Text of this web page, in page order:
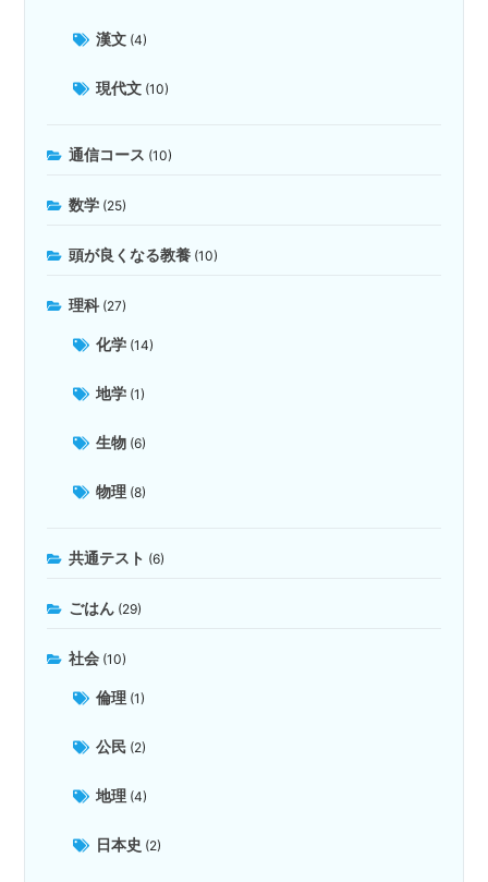
漢文 (4)
現代文 (10)
通信コース (10)
数学 (25)
頭が良くなる教養 (10)
理科 (27)
化学 (14)
地学 (1)
生物 (6)
物理 (8)
共通テスト (6)
ごはん (29)
社会 (10)
倫理 (1)
公民 (2)
地理 (4)
日本史 (2)